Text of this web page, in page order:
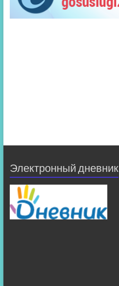
Электронный дневник